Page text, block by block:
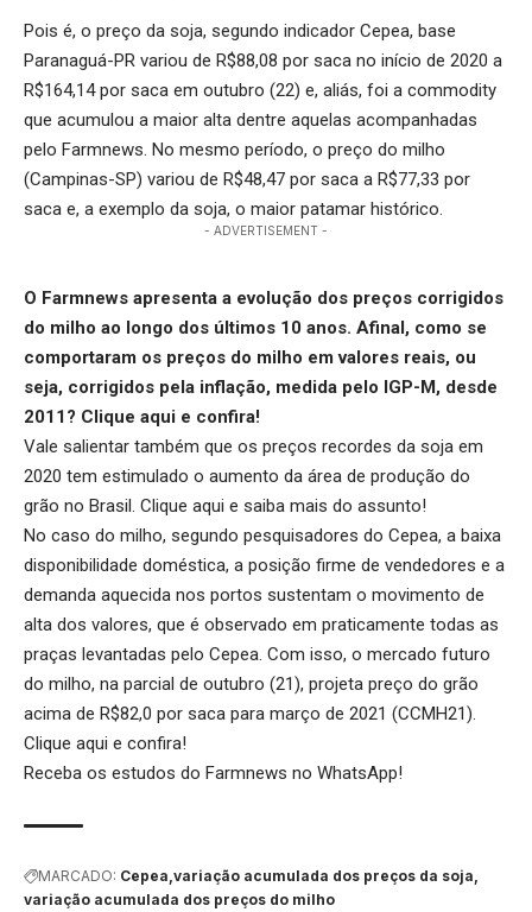
Pois é, o preço da soja, segundo indicador Cepea, base
Paranaguá-PR variou de R$88,08 por saca no início de 2020 a
R$164,14 por saca em outubro (22) e, aliás, foi a commodity
que acumulou a maior alta dentre aquelas acompanhadas
pelo Farmnews. No mesmo período, o preço do milho
(Campinas-SP) variou de R$48,47 por saca a R$77,33 por
saca e, a exemplo da soja, o maior patamar histórico.
- ADVERTISEMENT -
O Farmnews apresenta a evolução dos preços corrigidos
do milho ao longo dos últimos 10 anos. Afinal, como se
comportaram os preços do milho em valores reais, ou
seja, corrigidos pela inflação, medida pelo IGP-M, desde
2011? Clique aqui e confira!
Vale salientar também que os preços recordes da soja em
2020 tem estimulado o aumento da área de produção do
grão no Brasil. Clique aqui e saiba mais do assunto!
No caso do milho, segundo pesquisadores do Cepea, a baixa
disponibilidade doméstica, a posição firme de vendedores e a
demanda aquecida nos portos sustentam o movimento de
alta dos valores, que é observado em praticamente todas as
praças levantadas pelo Cepea. Com isso, o mercado futuro
do milho, na parcial de outubro (21), projeta preço do grão
acima de R$82,0 por saca para março de 2021 (CCMH21).
Clique aqui e confira!
Receba os estudos do Farmnews no WhatsApp!
MARCADO: Cepea variação acumulada dos preços da soja
variação acumulada dos preços do milho